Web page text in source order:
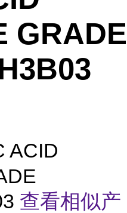
GRADE
ACID
查看相似产